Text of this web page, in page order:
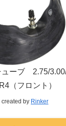
ューブ 2.75/
（フロント）
created by Rinker